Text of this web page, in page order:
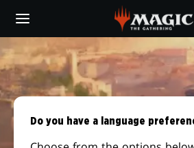
main
content
Do you have a language